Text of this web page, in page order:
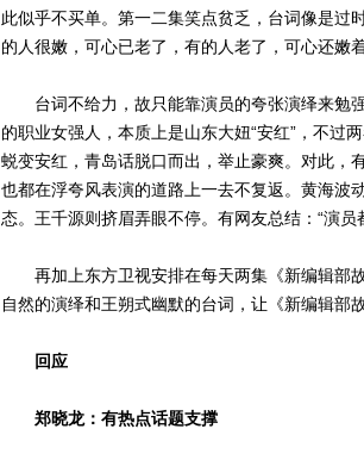
此似乎不买单。第一二集笑点贫乏，台词像是过
的人很嫩，可心已老了，有的人老了，可心还嫩着
台词不给力，故只能靠演员的夸张演绎来勉强
的职业女强人，本质上是山东大妞“安红”，不过
蜕变安红，青岛话脱口而出，举止豪爽。对此，
也都在浮夸风表演的道路上一去不复返。黄海波
态。王千源则挤眉弄眼不停。有网友总结：“演
再加上东方卫视安排在每天两集《新编辑部
自然的演绎和王朔式幽默的台词，让《新编辑部
回应
郑晓龙：有热点话题支撑